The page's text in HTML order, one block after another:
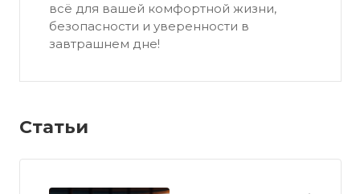
всё для вашей комфортной жизни,
безопасности и уверенности в
завтрашнем дне!
Статьи